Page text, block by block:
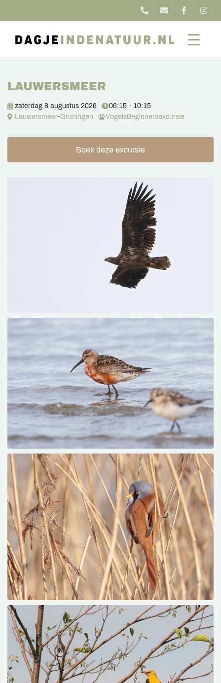
LAUWERSMEER
zaterdag 8 augustus 2026
06:15 - 10:15
Lauwersmeer-Groningen VogelsBeginnersexcursie
Boek deze excursie